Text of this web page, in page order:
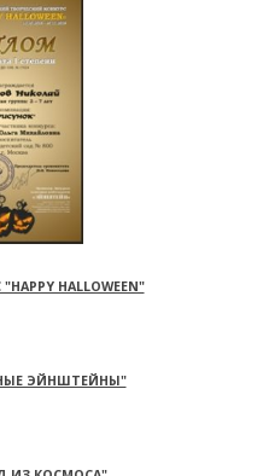
HALLOWEEN"
ЭЙНШТЕЙНЫ"